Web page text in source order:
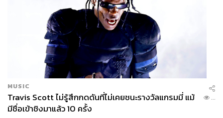
MUSIC
Travis Scott ไม่รู้สึกกดดันที่ไม่เคยชนะรางวัลแกรมมี่ แม้
มีชื่อเข้าชิงมาแล้ว 10 ครั้ง
...